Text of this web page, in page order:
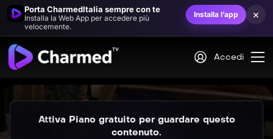
Porta CharmedItalia sempre con te
Installa la Web App per accedere più
velocemente.
Installa l’app ×
Accedi
Attiva Piano gratuito per guardare questo
contenuto.